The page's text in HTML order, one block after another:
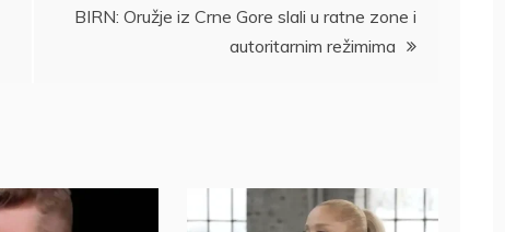
BIRN: Oružje iz Crne Gore slali u ratne zone i
autoritarnim režimima